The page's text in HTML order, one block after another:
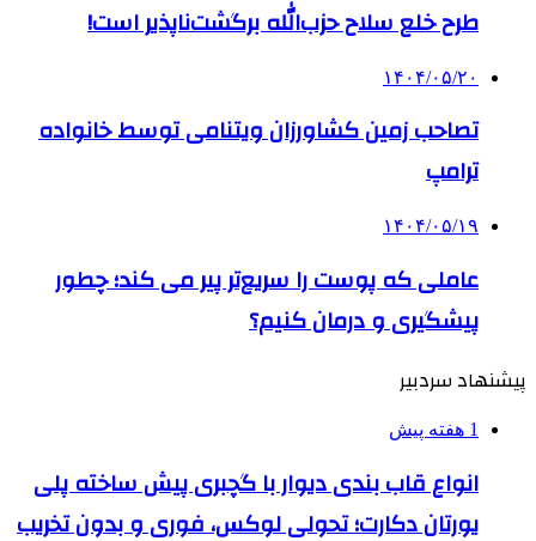
طرح خلع سلاح حزب‌الله برگشت‌ناپذیر است!
۱۴۰۴/۰۵/۲۰
تصاحب زمین کشاورزان ویتنامی توسط خانواده
ترامپ
۱۴۰۴/۰۵/۱۹
عاملی که پوست را سریع‌تر پیر می کند؛ چطور
پیشگیری و درمان کنیم؟
پیشنهاد سردبیر
1 هفته پیش
انواع قاب بندی دیوار با گچبری پیش ساخته پلی
یورتان دکارت؛ تحولی لوکس، فوری و بدون تخریب